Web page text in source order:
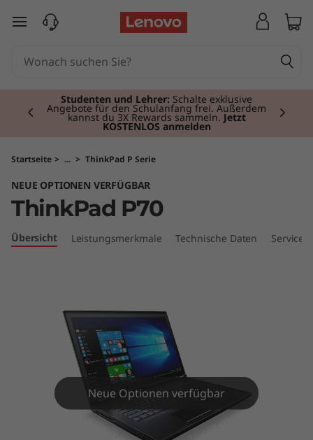
T
P
a
d
P
zum Hauptinhalt springen
Studenten und Lehrer: Schalte exklusive
Angebote für den Schulanfang frei. Außerdem
kannst du 3X Rewards sammeln. Jetzt
KOSTENLOS anmelden
Currently displaying item 2 of 3
Startseite > ... > ThinkPad P Serie
NEUE OPTIONEN VERFÜGBAR
ThinkPad P70
Übersicht Leistungsmerkmale Technische Daten Services
Neue Optionen verfügbar